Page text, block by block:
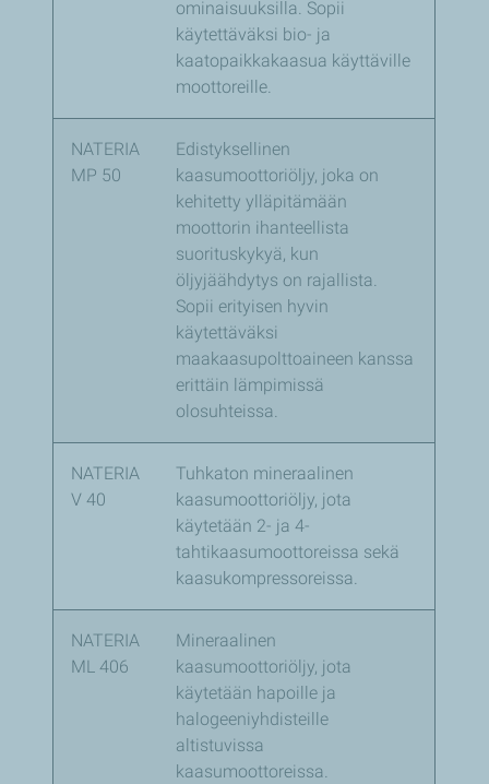
ominaisuuksilla. Sopii
käytettäväksi bio- ja
kaatopaikkakaasua käyttäville
moottoreille.
NATERIA
MP 50
Edistyksellinen
kaasumoottoriöljy, joka on
kehitetty ylläpitämään
moottorin ihanteellista
suorituskykyä, kun
öljyjäähdytys on rajallista.
Sopii erityisen hyvin
käytettäväksi
maakaasupolttoaineen kanssa
erittäin lämpimissä
olosuhteissa.
NATERIA
V 40
Tuhkaton mineraalinen
kaasumoottoriöljy, jota
käytetään 2- ja 4-
tahtikaasumoottoreissa sekä
kaasukompressoreissa.
NATERIA
ML 406
Mineraalinen
kaasumoottoriöljy, jota
käytetään hapoille ja
halogeeniyhdisteille
altistuvissa
kaasumoottoreissa.